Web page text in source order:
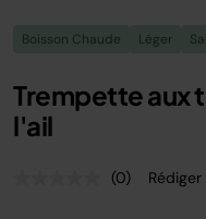
Boisson Chaude Léger
Trempette aux
l'ail
Aucune
(0)